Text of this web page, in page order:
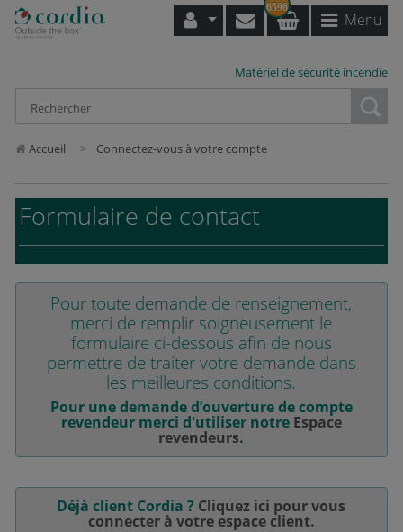
6596
Menu
Matériel de sécurité incendie
Accueil Connectez-vous à votre compte
Formulaire de contact
Pour toute demande de renseignement,
merci de remplir soigneusement le
formulaire ci-dessous afin de nous
permettre de traiter votre demande dans
les meilleures conditions.
Pour une demande d’ouverture de compte
revendeur merci d'utiliser notre Espace
revendeurs.
Déjà client Cordia ? Cliquez ici pour vous
connecter à votre espace client.